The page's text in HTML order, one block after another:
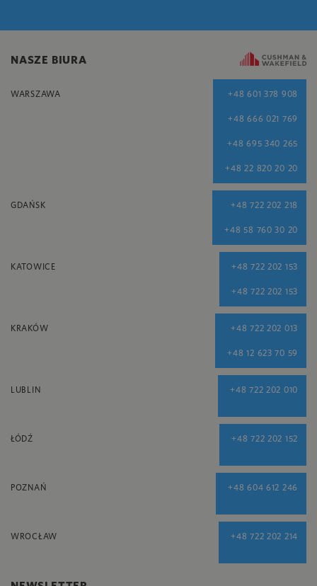
NASZE BIURA
WARSZAWA +48 601 378 908
+48 666 021 769
+48 695 340 265
+48 22 820 20 20
GDAŃSK +48 722 202 218
+48 58 760 30 20
KATOWICE +48 722 202 153
+48 722 202 153
KRAKÓW +48 722 202 013
+48 12 623 70 59
LUBLIN +48 722 202 010
ŁÓDŹ +48 722 202 152
POZNAŃ +48 604 612 246
WROCŁAW +48 722 202 214